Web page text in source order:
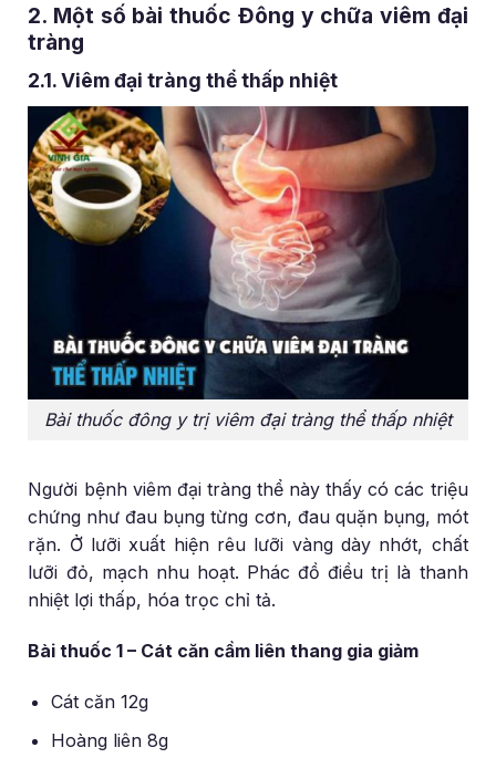
2. Một số bài thuốc Đông y chữa viêm đại
tràng
2.1. Viêm đại tràng thể thấp nhiệt
Bài thuốc đông y trị viêm đại tràng thể thấp nhiệt
Người bệnh viêm đại tràng thể này thấy có các triệu
chứng như đau bụng từng cơn, đau quặn bụng, mót
rặn. Ở lưỡi xuất hiện rêu lưỡi vàng dày nhớt, chất
lưỡi đỏ, mạch nhu hoạt. Phác đồ điều trị là thanh
nhiệt lợi thấp, hóa trọc chỉ tả.
Bài thuốc 1 – Cát căn cầm liên thang gia giảm
Cát căn 12g
Hoàng liên 8g